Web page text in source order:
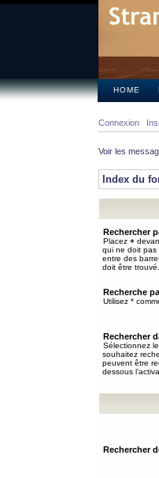
HOME
Connexion
Voir les
Index du
Rechercher
Placez +
qui ne doit pas
entre des
doit être
Recherche
Utilisez *
Rechercher
Sélectionnez
souhaitez
peuvent être
dessous
Rechercher